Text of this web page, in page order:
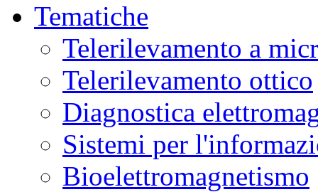
Tematiche
Telerilevamento a
Telerilevamento ottico
Diagnostica
Sistemi per
Bioelettromagnetismo